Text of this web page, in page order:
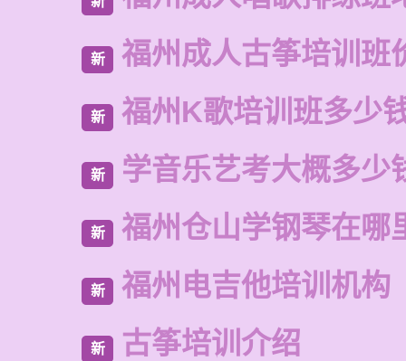
新 福州成人古筝培训班
新 福州K歌培训班多少
新 学音乐艺考大概多少
新 福州仓山学钢琴在哪
新 福州电吉他培训机构
新 古筝培训介绍